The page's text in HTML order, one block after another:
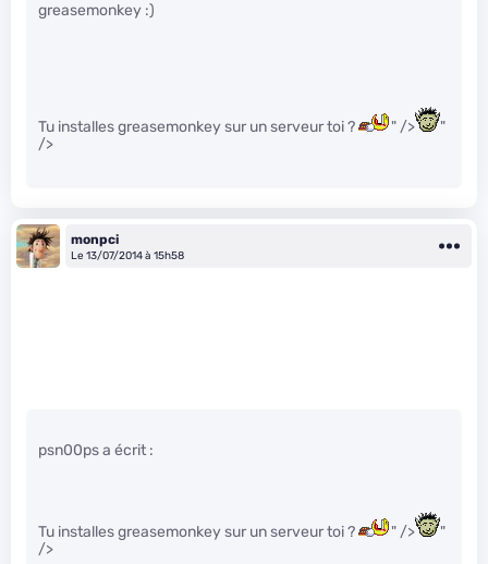
greasemonkey :)
Tu installes greasemonkey sur un serveur toi ? " />
"
/>
monpci
Le 13/07/2014 à 15h58
psn00ps a écrit :
Tu installes greasemonkey sur un serveur toi ? " />
"
/>